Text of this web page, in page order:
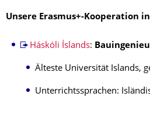
Unsere Erasmus+-Kooperation
Háskóli Íslands:
Älteste Universität Islands,
Unterrichtssprachen: